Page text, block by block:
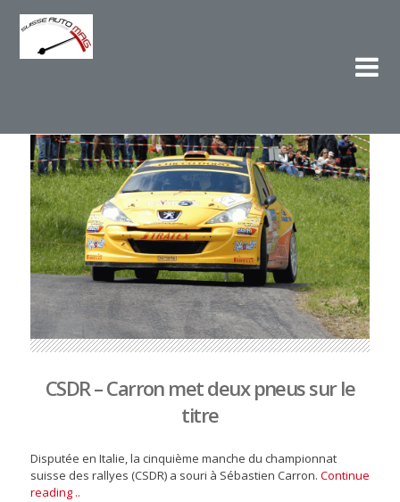
CSDR – Carron met deux pneus sur le
titre
Disputée en Italie, la cinquième manche du championnat
suisse des rallyes (CSDR) a souri à Sébastien Carron. Continue
reading ..